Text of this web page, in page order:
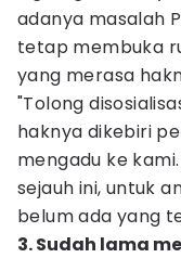
adanya masalah
tetap membuka
yang merasa
"Tolong
haknya dikebiri
mengadu ke
sejauh ini, untuk
belum ada yang
3. Sudah lama